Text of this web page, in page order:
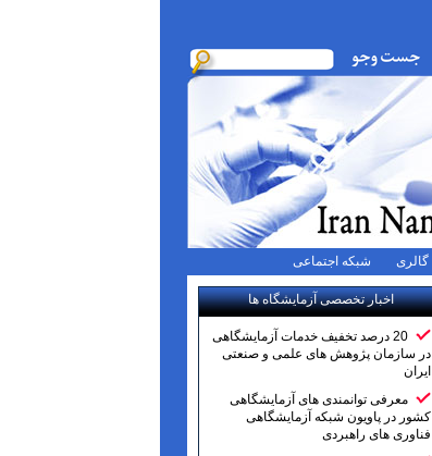
گالری شبکه اجتماعی
اخبار تخصصی آزمایشگاه ها
20 درصد تخفیف خدمات آزمایشگاهی
در سازمان پژوهش های علمی و صنعتی
ایران
معرفی توانمندی های آزمایشگاهی
کشور در پاویون شبکه آزمایشگاهی
فناوری های راهبردی